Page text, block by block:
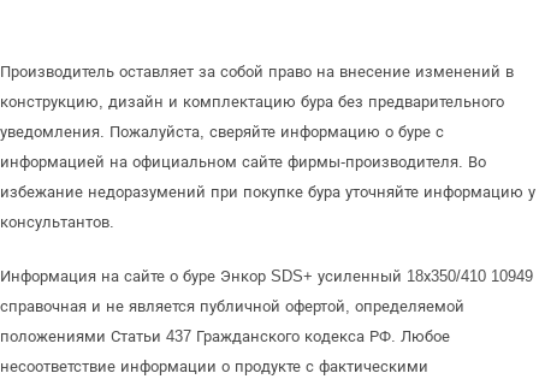
Производитель оставляет за собой право на внесение изменений в
конструкцию, дизайн и комплектацию бура без предварительного
уведомления. Пожалуйста, сверяйте информацию о буре с
информацией на официальном сайте фирмы-производителя. Во
избежание недоразумений при покупке бура уточняйте информацию у
консультантов.
Информация на сайте о буре Энкор SDS+ усиленный 18х350/410 10949
справочная и не является публичной офертой, определяемой
положениями Статьи 437 Гражданского кодекса РФ. Любое
несоответствие информации о продукте с фактическими